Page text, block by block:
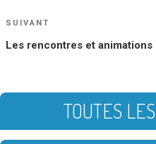
Article
SUIVANT
Les rencontres et
TOUTES